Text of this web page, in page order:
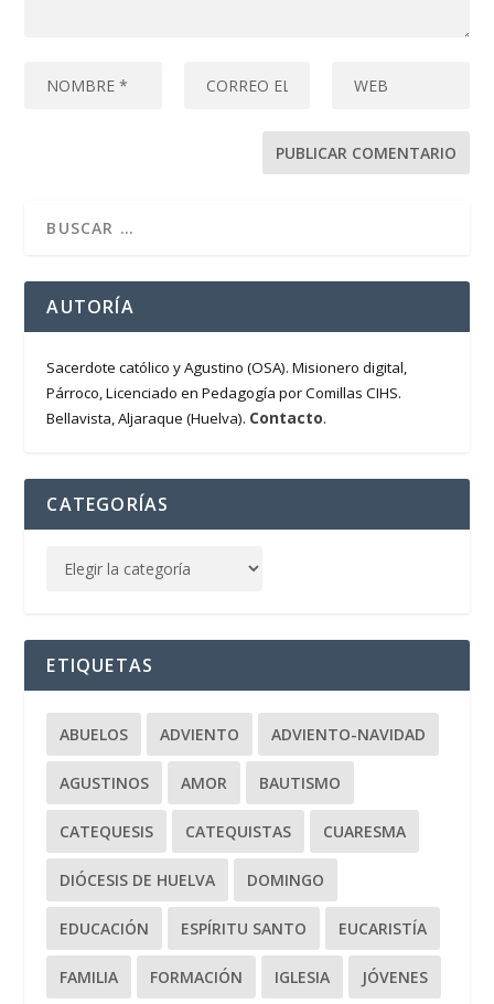
AUTORÍA
Sacerdote católico y Agustino (OSA). Misionero digital,
Párroco, Licenciado en Pedagogía por Comillas CIHS.
Bellavista, Aljaraque (Huelva). Contacto.
CATEGORÍAS
ETIQUETAS
ABUELOS ADVIENTO ADVIENTO-NAVIDAD
AGUSTINOS AMOR BAUTISMO
CATEQUESIS CATEQUISTAS CUARESMA
DIÓCESIS DE HUELVA DOMINGO
EDUCACIÓN ESPÍRITU SANTO EUCARISTÍA
FAMILIA FORMACIÓN IGLESIA JÓVENES